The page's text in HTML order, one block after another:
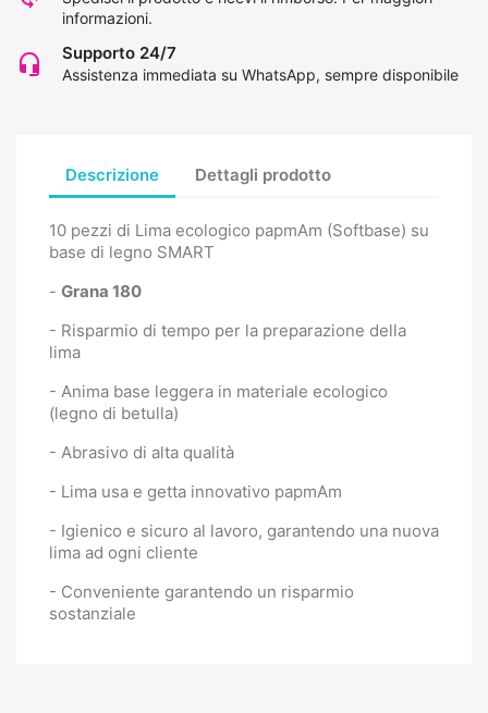
informazioni.
headset_mic Supporto 24/7
Assistenza immediata su WhatsApp, sempre disponibile
Descrizione Dettagli prodotto
10 pezzi di Lima ecologico papmAm (Softbase) su
base di legno SMART
- Grana 180
- Risparmio di tempo per la preparazione della
lima
- Anima base leggera in materiale ecologico
(legno di betulla)
- Abrasivo di alta qualità
- Lima usa e getta innovativo papmAm
- Igienico e sicuro al lavoro, garantendo una nuova
lima ad ogni cliente
- Conveniente garantendo un risparmio
sostanziale